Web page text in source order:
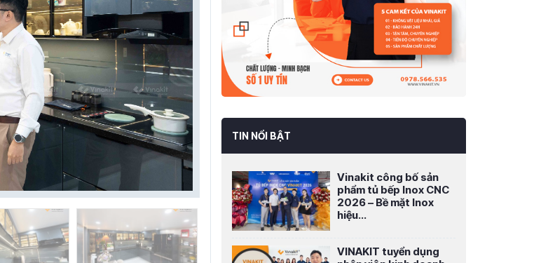
TIN NỔI BẬT
Vinakit công bố sản
phẩm tủ bếp Inox CNC
2026 – Bề mặt Inox
hiệu...
VINAKIT tuyển dụng